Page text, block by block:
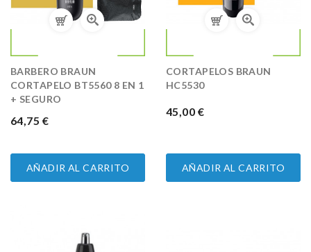
BARBERO BRAUN
CORTAPELO BT5560 8 EN 1
+ SEGURO
PRECIO
64,75 €
AÑADIR AL CARRITO
CORTAPELOS BRAUN
HC5530
PRECIO
45,00 €
AÑADIR AL CARRITO